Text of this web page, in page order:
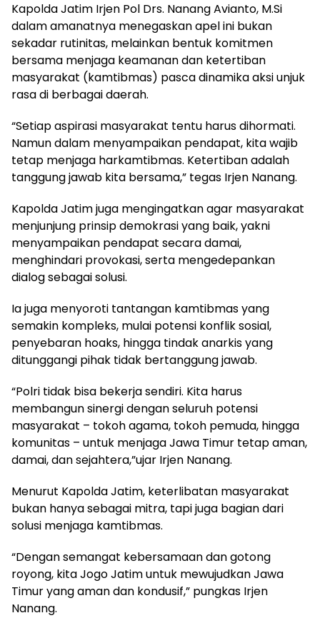
Kapolda Jatim Irjen Pol Drs. Nanang Avianto, M.Si
dalam amanatnya menegaskan apel ini bukan
sekadar rutinitas, melainkan bentuk komitmen
bersama menjaga keamanan dan ketertiban
masyarakat (kamtibmas) pasca dinamika aksi unjuk
rasa di berbagai daerah.
“Setiap aspirasi masyarakat tentu harus dihormati.
Namun dalam menyampaikan pendapat, kita wajib
tetap menjaga harkamtibmas. Ketertiban adalah
tanggung jawab kita bersama,” tegas Irjen Nanang.
Kapolda Jatim juga mengingatkan agar masyarakat
menjunjung prinsip demokrasi yang baik, yakni
menyampaikan pendapat secara damai,
menghindari provokasi, serta mengedepankan
dialog sebagai solusi.
Ia juga menyoroti tantangan kamtibmas yang
semakin kompleks, mulai potensi konflik sosial,
penyebaran hoaks, hingga tindak anarkis yang
ditunggangi pihak tidak bertanggung jawab.
“Polri tidak bisa bekerja sendiri. Kita harus
membangun sinergi dengan seluruh potensi
masyarakat – tokoh agama, tokoh pemuda, hingga
komunitas – untuk menjaga Jawa Timur tetap aman,
damai, dan sejahtera,”ujar Irjen Nanang.
Menurut Kapolda Jatim, keterlibatan masyarakat
bukan hanya sebagai mitra, tapi juga bagian dari
solusi menjaga kamtibmas.
“Dengan semangat kebersamaan dan gotong
royong, kita Jogo Jatim untuk mewujudkan Jawa
Timur yang aman dan kondusif,” pungkas Irjen
Nanang.